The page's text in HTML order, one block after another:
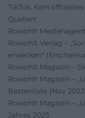
TikTok: Kein
Quellen:
Rowohlt
Rowohlt Verlag –
erwecken“
Rowohlt Magazin –
Rowohlt Magazin –
Bestenliste (Nov
Rowohlt Magazin –
Jahres 2025